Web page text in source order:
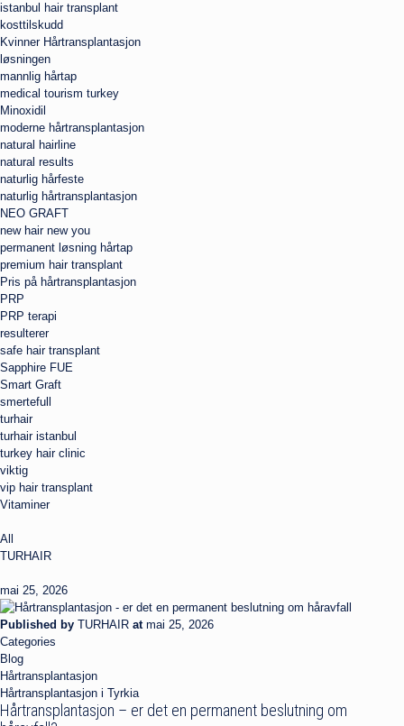
istanbul hair transplant
kosttilskudd
Kvinner Hårtransplantasjon
løsningen
mannlig hårtap
medical tourism turkey
Minoxidil
moderne hårtransplantasjon
natural hairline
natural results
naturlig hårfeste
naturlig hårtransplantasjon
NEO GRAFT
new hair new you
permanent løsning hårtap
premium hair transplant
Pris på hårtransplantasjon
PRP
PRP terapi
resulterer
safe hair transplant
Sapphire FUE
Smart Graft
smertefull
turhair
turhair istanbul
turkey hair clinic
viktig
vip hair transplant
Vitaminer
All
TURHAIR
mai 25, 2026
Published by TURHAIR at mai 25, 2026
Categories
Blog
Hårtransplantasjon
Hårtransplantasjon i Tyrkia
Hårtransplantasjon – er det en permanent beslutning om